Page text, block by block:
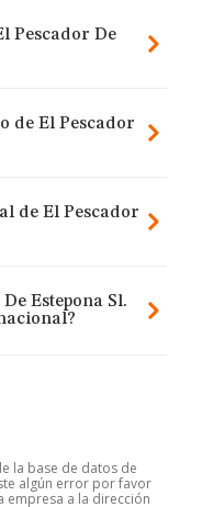
Pescador De
de El Pescador
de El Pescador
Estepona Sl.
la base de datos de
algún error por favor
empresa a la dirección